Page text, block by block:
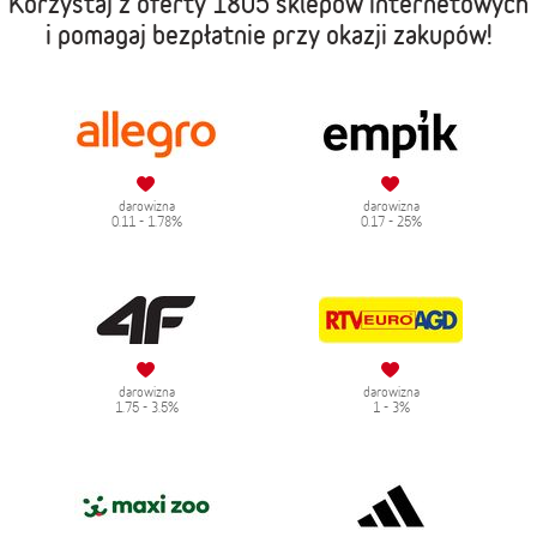
i pomagaj bezpłatnie przy okazji zakupów!
darowizna
0.11 - 1.78%
darowizna
0.17 - 25%
darowizna
1.75 - 3.5%
darowizna
1 - 3%